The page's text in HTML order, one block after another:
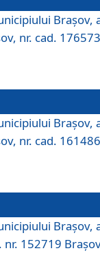
Braşov,
nr. cad.
Braşov,
nr. cad.
Braşov,
nr. 152719